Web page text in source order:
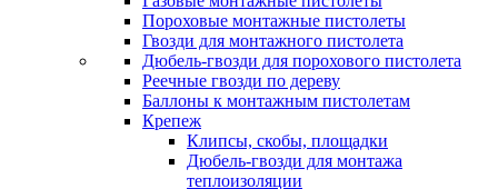
Пороховые монтажные пистолеты
Гвозди для монтажного пистолета
Дюбель-гвозди для порохового пистолета
Реечные гвозди по дереву
Баллоны к монтажным пистолетам
Крепеж
Клипсы, скобы, площадки
Дюбель-гвозди для монтажа
теплоизоляции